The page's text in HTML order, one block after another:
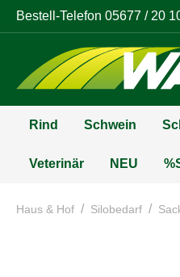
Bestell-Telefon 05677 / 20
Rind Schwein
Veterinär NEU
Haus & Hof / Silobedarf /